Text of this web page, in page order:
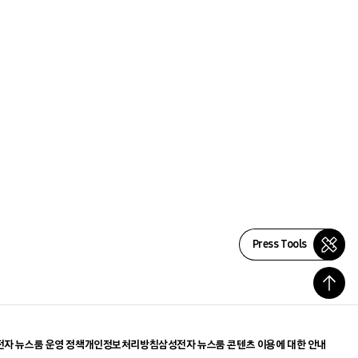
Press Tools
자 뉴스룸 운영 정책개인정보처리방침삼성전자 뉴스룸 콘텐츠 이용에 대한 안내